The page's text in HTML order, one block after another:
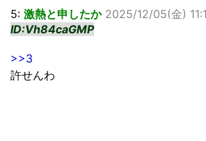
5: 激熱と申したか 2025/12/05(金)
ID:Vh84caGMP
>>3
許せんわ